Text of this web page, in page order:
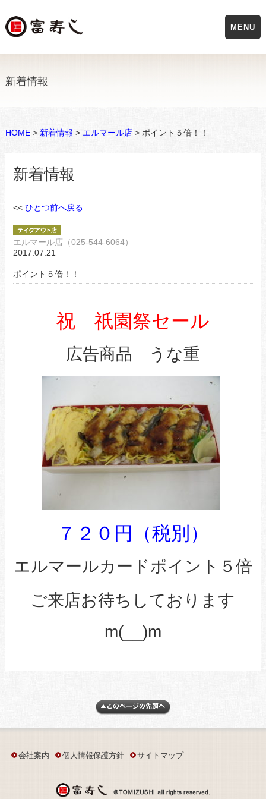
新着情報
HOME> 新着情報 > エルマール店> ポイント５倍！！
新着情報
<< ひとつ前へ戻る
エルマール店（025-544-6064）
2017.07.21
ポイント５倍！！
祝 祇園祭セール
広告商品 うな重
７２０円（税別）
エルマールカードポイント５倍
ご来店お待ちしております
m(__)m
会社案内 個人情報保護方針 サイトマップ
MENU